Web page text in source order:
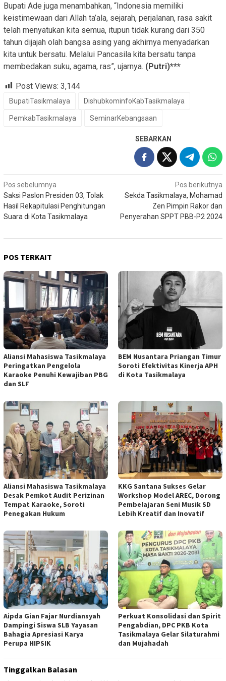
Bupati Ade juga menambahkan, “Indonesia memiliki
keistimewaan dari Allah ta’ala, sejarah, perjalanan, rasa sakit
telah menyatukan kita semua, itupun tidak kurang dari 350
tahun dijajah olah bangsa asing yang akhirnya menyadarkan
kita untuk bersatu. Melalui Pancasila kita bersatu tanpa
membedakan suku, agama, ras”, ujarnya. (Putri)***
Post Views: 3,144
BupatiTasikmalaya DishubkominfoKabTasikmalaya
PemkabTasikmalaya SeminarKebangsaan
SEBARKAN
Navigasi
pos
Pos sebelumnya
Saksi Paslon Presiden 03, Tolak
Hasil Rekapitulasi Penghitungan
Suara di Kota Tasikmalaya
Pos berikutnya
Sekda Tasikmalaya, Mohamad
Zen Pimpin Rakor dan
Penyerahan SPPT PBB-P2 2024
POS TERKAIT
Aliansi Mahasiswa Tasikmalaya
Peringatkan Pengelola
Karaoke Penuhi Kewajiban PBG
dan SLF
BEM Nusantara Priangan Timur
Soroti Efektivitas Kinerja APH
di Kota Tasikmalaya
Aliansi Mahasiswa Tasikmalaya
Desak Pemkot Audit Perizinan
Tempat Karaoke, Soroti
Penegakan Hukum
KKG Santana Sukses Gelar
Workshop Model AREC, Dorong
Pembelajaran Seni Musik SD
Lebih Kreatif dan Inovatif
Aipda Gian Fajar Nurdiansyah
Dampingi Siswa SLB Yayasan
Bahagia Apresiasi Karya
Perupa HIPSIK
Perkuat Konsolidasi dan Spirit
Pengabdian, DPC PKB Kota
Tasikmalaya Gelar Silaturahmi
dan Mujahadah
Tinggalkan Balasan